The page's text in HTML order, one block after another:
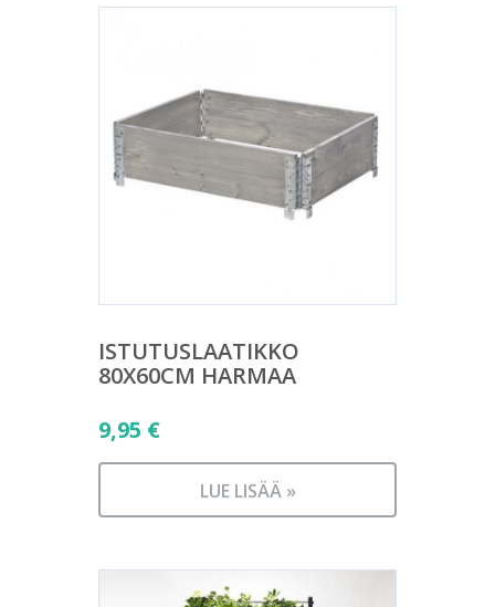
ISTUTUSLAATIKKO
80X60CM HARMAA
9,95 €
LUE LISÄÄ »